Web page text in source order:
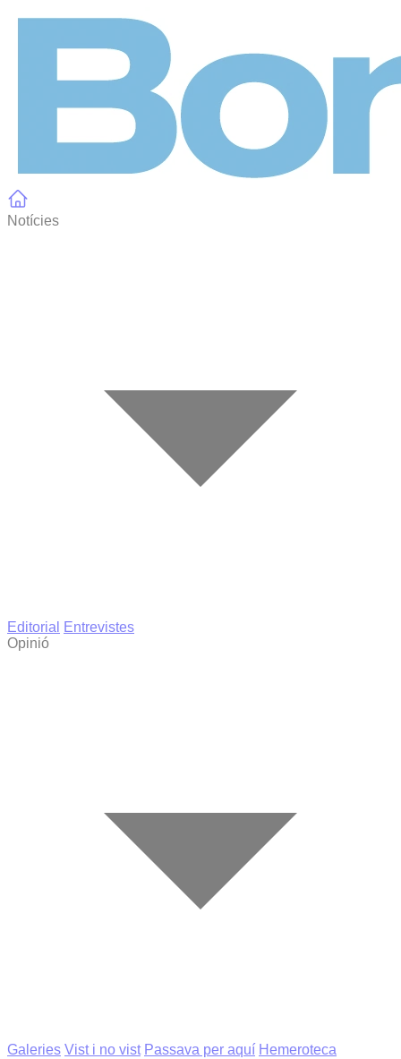
Notícies
Editorial
Entrevistes
Opinió
Galeries Vist i no vist Passava per aquí Hemeroteca